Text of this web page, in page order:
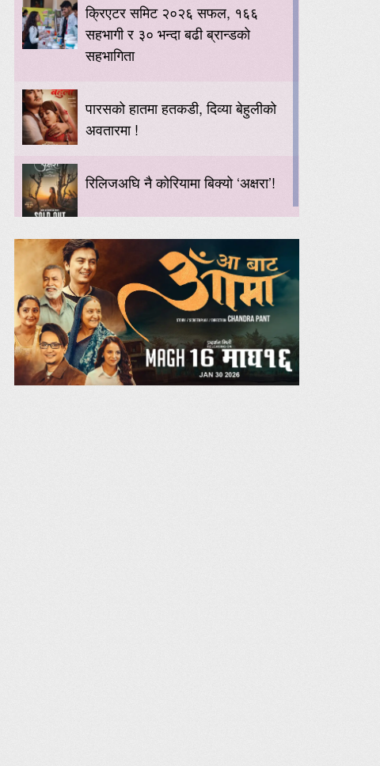
क्रिएटर समिट २०२६ सफल, १६६
सहभागी र ३० भन्दा बढी ब्रान्डको
सहभागिता
पारसको हातमा हतकडी, दिव्या बेहुलीको
अवतारमा !
रिलिजअघि नै कोरियामा बिक्यो ‘अक्षरा’!